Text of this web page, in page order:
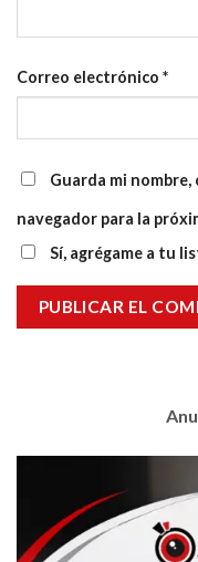
Correo electrónico *
Guarda mi
navegador para la
Sí, agrégame a tu